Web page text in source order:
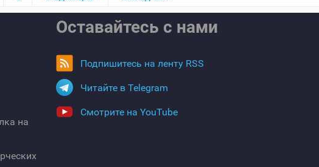
на
Оставайтесь с нами
Подпишитесь на ленту RSS
Читайте в Telegram
Смотрите на YouTube